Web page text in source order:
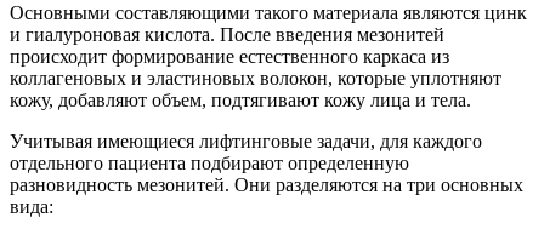
Основными составляющими такого материала являются цинк
и гиалуроновая кислота. После введения мезонитей
происходит формирование естественного каркаса из
коллагеновых и эластиновых волокон, которые уплотняют
кожу, добавляют объем, подтягивают кожу лица и тела.
Учитывая имеющиеся лифтинговые задачи, для каждого
отдельного пациента подбирают определенную
разновидность мезонитей. Они разделяются на три основных
вида: